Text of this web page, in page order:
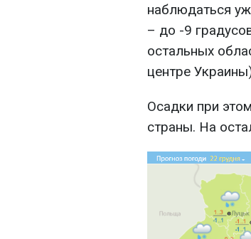
наблюдаться
– до -9
остальных
центре
Осадки при
страны. На